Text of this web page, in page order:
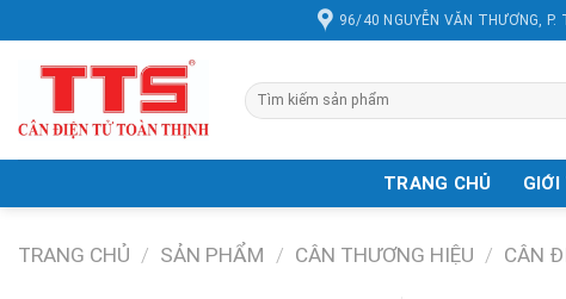
đến
96/40 NGUYỄN VĂN THƯƠNG, P.
Tìm
kiếm:
TRANG CHỦ GIỚI
TRANG CHỦ / SẢN PHẨM / CÂN THƯƠNG HIỆU / CÂN